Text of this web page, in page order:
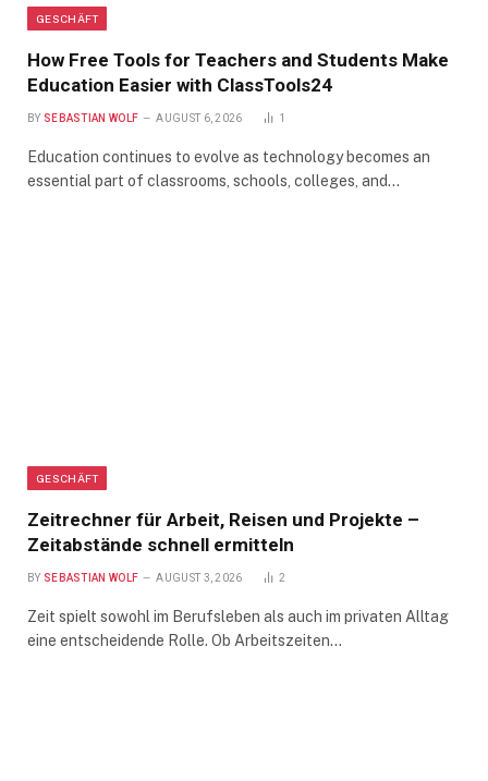
GESCHÄFT
How Free Tools for Teachers and Students Make
Education Easier with ClassTools24
BY SEBASTIAN WOLF AUGUST 6, 2026 1
Education continues to evolve as technology becomes an
essential part of classrooms, schools, colleges, and…
GESCHÄFT
Zeitrechner für Arbeit, Reisen und Projekte –
Zeitabstände schnell ermitteln
BY SEBASTIAN WOLF AUGUST 3, 2026 2
Zeit spielt sowohl im Berufsleben als auch im privaten Alltag
eine entscheidende Rolle. Ob Arbeitszeiten…